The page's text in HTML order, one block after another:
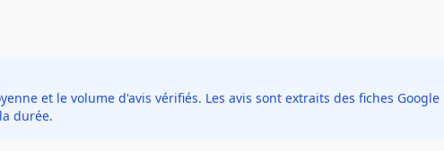
et le volume d'avis vérifiés. Les avis sont extraits des fiches Google
durée.